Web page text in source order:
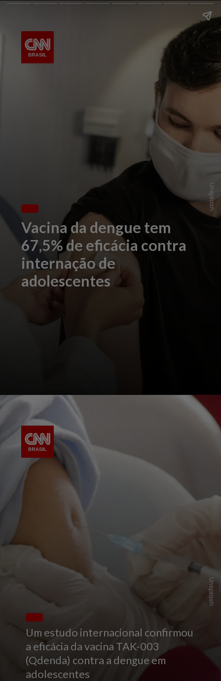
Vacina da dengue tem
67,5% de eficácia contra
internação de
adolescentes
Unsplash
Um estudo internacional confirmou
a eficácia da vacina TAK-003
(Qdenda) contra a dengue em
adolescentes
Unsplash